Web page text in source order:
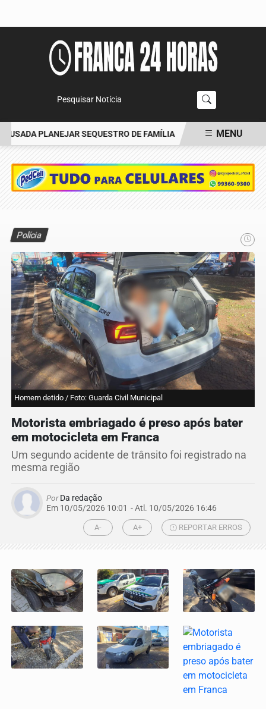
Pesquisar Notícia
PLANEJAR SEQUESTRO DE FAMÍLIA CARRO BATE EM
MENU
Polícia
Homem detido / Foto: Guarda Civil Municipal
Motorista embriagado é preso após bater
em motocicleta em Franca
Um segundo acidente de trânsito foi registrado na
mesma região
PorDa redação
Em 10/05/2026 10:01 - Atl. 10/05/2026 16:46
A- A+ REPORTAR ERROS